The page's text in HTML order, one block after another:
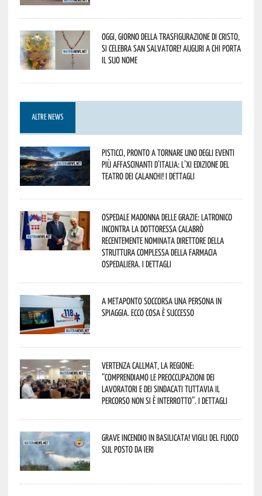
Oggi, giorno della Trasfigurazione di Cristo,
si celebra San Salvatore! Auguri a chi porta
il suo nome
ALTRE NEWS
Pisticci, pronto a tornare uno degli eventi
più affascinanti d’Italia: l’XI edizione del
Teatro dei Calanchi! I dettagli
Ospedale Madonna delle Grazie: Latronico
incontra la dottoressa Calabrò
recentemente nominata Direttore della
Struttura Complessa della Farmacia
Ospedaliera. I dettagli
A Metaponto soccorsa una persona in
spiaggia. Ecco cosa è successo
Vertenza CallMat, la Regione:
“comprendiamo le preoccupazioni dei
lavoratori e dei sindacati tuttavia il
percorso non si è interrotto”. I dettagli
Grave incendio in Basilicata! Vigili del fuoco
sul posto da ieri